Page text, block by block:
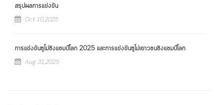
สรุปผลการแข่งขัน
Oct 10,2025
การแข่งขันซูโม่ชิงแชมป์โลก 2025 และการแข่งขันซูโม่เยาวชนชิงแชมป์โลก
Aug 31,2025